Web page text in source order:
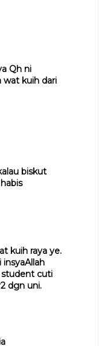
Qh ni
wat kuih dari
biskut
kuih raya ye.
student cuti
dgn uni.